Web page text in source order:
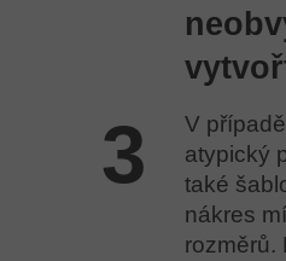
3
V
atypický
také
nákres
rozměrů.